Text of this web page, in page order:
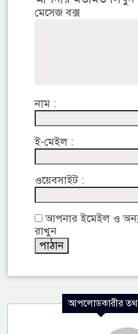
মেসেজ বক্স
নাম :
ই-মেইল :
ওয়েবসাইট :
আপনার ইমেইল ও
রাখুন
আপলোডকারীর